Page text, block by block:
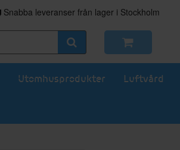
Snabba leveranser från lager i Stockholm
Utomhusprodukter Luftvård